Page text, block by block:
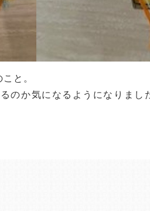
と。
のか気になるようになりまし